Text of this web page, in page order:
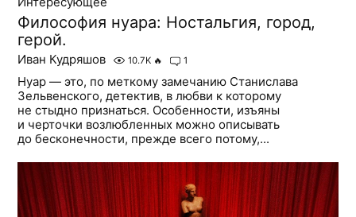
Философия нуара: Ностальгия, город,
герой.
Иван Кудряшов 10.7K 🔥 1
Нуар — это, по меткому замечанию Станислава
Зельвенского, детектив, в любви к которому
не стыдно признаться. Особенности, изъяны
и черточки возлюбленных можно описывать
до бесконечности, прежде всего потому,...